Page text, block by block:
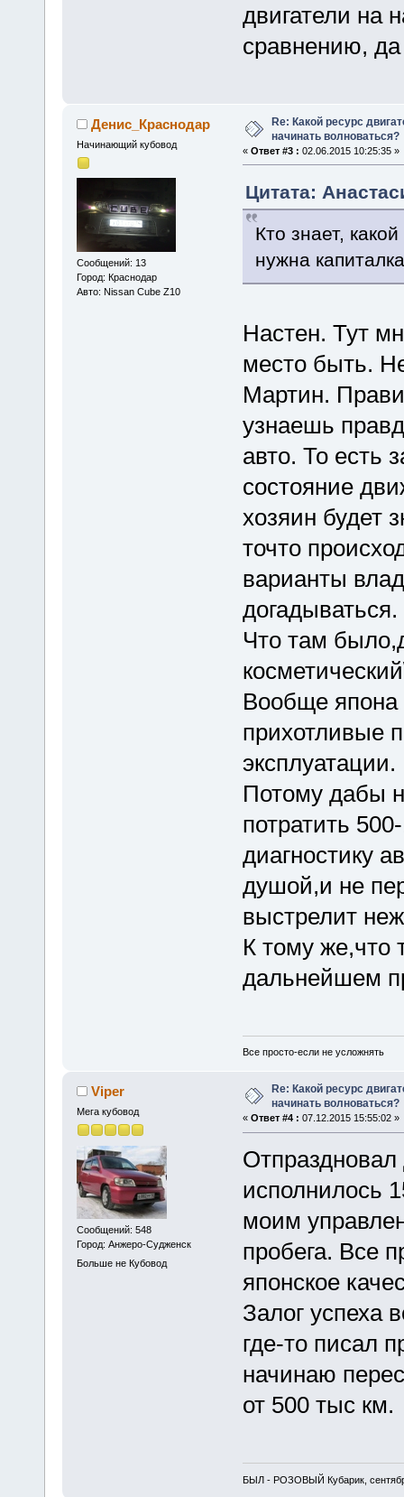
двигатели на
сравнению,
Денис_Краснодар
Начинающий кубовод
Сообщений: 13
Город: Краснодар
Авто: Nissan Cube Z10
Re: Какой ресурс
начинать волноваться?
« Ответ #3 : 02.06.2015 10:25:35 »
Цитата:
Кто знает,
нужна
Настен. Тут
место быть.
Мартин.
узнаешь
авто. То есть
состояние
хозяин будет
точто
варианты
догадываться.
Что там
Вообще япона
прихотливые
эксплуатации.
Потому дабы
потратить
диагностику
душой,и не
выстрелит
К тому же,что
дальнейшем
Все просто-если не усложнять
Viper
Мега кубовод
Сообщений: 548
Город: Анжеро-Судженск
Больше не Кубовод
Re: Какой ресурс
начинать волноваться?
« Ответ #4 : 07.12.2015 15:55:02 »
исполнилось
моим
пробега. Все
японское
Залог успеха
где-то писал
начинаю
от 500 тыс км.
БЫЛ - РОЗОВЫЙ Кубарик,